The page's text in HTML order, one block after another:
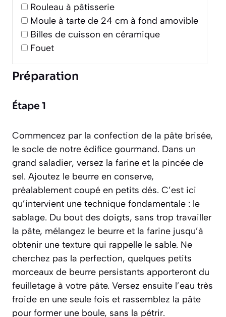
Rouleau à pâtisserie
Moule à tarte de 24 cm à fond amovible
Billes de cuisson en céramique
Fouet
Préparation
Étape 1
Commencez par la confection de la pâte brisée,
le socle de notre édifice gourmand. Dans un
grand saladier, versez la farine et la pincée de
sel. Ajoutez le beurre en conserve,
préalablement coupé en petits dés. C’est ici
qu’intervient une technique fondamentale : le
sablage. Du bout des doigts, sans trop travailler
la pâte, mélangez le beurre et la farine jusqu’à
obtenir une texture qui rappelle le sable. Ne
cherchez pas la perfection, quelques petits
morceaux de beurre persistants apporteront du
feuilletage à votre pâte. Versez ensuite l’eau très
froide en une seule fois et rassemblez la pâte
pour former une boule, sans la pétrir.